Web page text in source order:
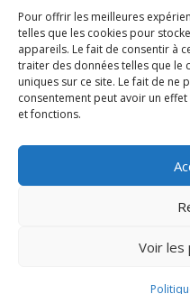
Pour offrir les meilleures
telles que les cookies pour
appareils. Le fait de consentir à
traiter des données telles que le
uniques sur ce site. Le fait de ne
consentement peut avoir un
et fonctions.
Voir les
© 2026 Mairie de